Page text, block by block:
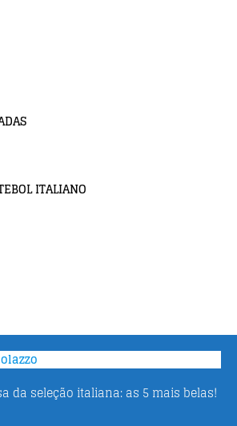
ITALIANO
da seleção italiana: as 5 mais belas!